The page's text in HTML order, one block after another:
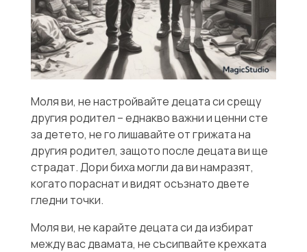
Моля ви, не настройвайте децата си срещу
другия родител – еднакво важни и ценни сте
за детето, не го лишавайте от грижата на
другия родител, защото после децата ви ще
страдат. Дори биха могли да ви намразят,
когато пораснат и видят осъзнато двете
гледни точки.
Моля ви, не карайте децата си да избират
между вас двамата, не съсипвайте крехката